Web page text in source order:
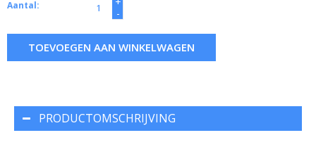
Aantal:
-
TOEVOEGEN AAN WINKELWAGEN
PRODUCTOMSCHRIJVING